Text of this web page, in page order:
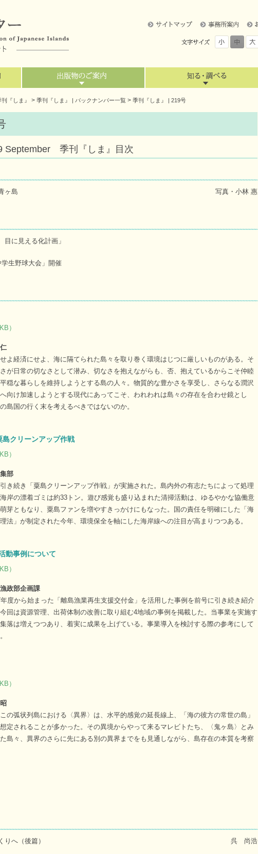
刊『しま』 > 季刊『しま』 | バックナンバー一覧 > 季刊『しま』 | 219号
September 季刊『しま』目次
ヶ島 写真・小林 惠
に見える化計画」
生野球大会」開催
）
よ経済にせよ、海に隔てられた島々を取り巻く環境はじつに厳しいものがある。そ
が日常の切なさとして潜み、切なさを抱えながらも、否、抱えているからこそ仲睦
穏な暮らしを維持しようとする島の人々。物質的な豊かさを享受し、さらなる潤沢
向け加速しようとする現代にあってこそ、われわれは島々の存在を合わせ鏡とし
島国の行く末を考えるべきではないのか。
クリーンアップ作戦
）
部
き続き「粟島クリーンアップ作戦」が実施された。島内外の有志たちによって処理
岸の漂着ゴミは約33トン。遊び感覚も盛り込まれた清掃活動は、ゆるやかな協働意
芽ともなり、粟島ファンを増やすきっかけにもなった。国の責任を明確にした「海
法」が制定された今年、環境保全を軸にした海岸線への注目が高まりつつある。
動事例について
）
政部企画課
度から始まった「離島漁業再生支援交付金」を活用した事例を前号に引き続き紹介
回は資源管理、出荷体制の改善に取り組む4地域の事例を掲載した。当事業を実施す
落は増えつつあり、着実に成果を上げている。事業導入を検討する際の参考にして
）
の弧状列島における〈異界〉は、水平的感覚の延長線上、「海の彼方の常世の島」
定されることが多かった。その異境からやって来るマレビトたち、〈鬼ヶ島〉とみ
島々、異界のさらに先にある別の異界までをも見通しながら、島存在の本質を考察
りへ（後篇） 呉 尚浩